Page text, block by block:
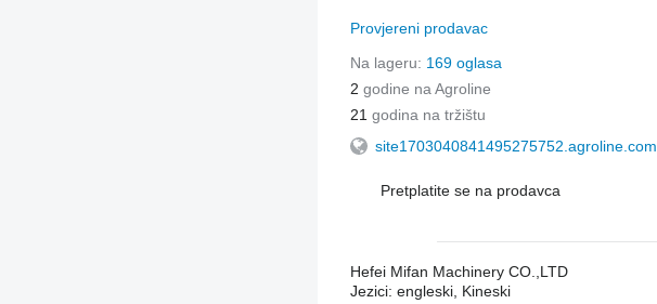
Provjereni prodavac
Na lageru: 169 oglasa
2 godine na Agroline
21 godina na tržištu
site1703040841495275752.agroline.com
Pretplatite se na prodavca
Hefei Mifan Machinery CO.,LTD
Jezici: engleski, Kineski